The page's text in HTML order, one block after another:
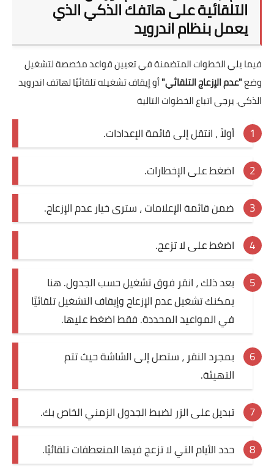
التلقائية على هاتفك الذكي الذي
يعمل بنظام اندرويد
فيما يلي الخطوات المتضمنة في تعيين قواعد مخصصة لتشغيل
وضع"عدم الإزعاج التلقائي"أو إيقاف تشغيله تلقائيًا لهاتف اندرويد
الذكي. يرجى اتباع الخطوات التالية
أولاً ، انتقل إلى قائمة الإعدادات.
اضغط على الإخطارات.
ضمن قائمة الإعلامات ، سترى خيار عدم الإزعاج.
اضغط على لا تزعج.
بعد ذلك ، انقر فوق تشغيل حسب الجدول. هنا
يمكنك تشغيل عدم الإزعاج وإيقاف التشغيل تلقائيًا
في المواعيد المحددة. فقط اضغط عليها.
بمجرد النقر ، ستصل إلى الشاشة حيث تتم
التهيئة.
تبديل على الزر لضبط الجدول الزمني الخاص بك.
حدد الأيام التي لا تزعج فيها المنعطفات تلقائيًا.